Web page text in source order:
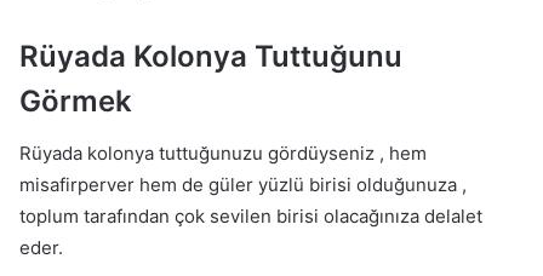
Rüyada Kolonya Tuttuğunu
Görmek
Rüyada kolonya tuttuğunuzu gördüyseniz , hem
misafirperver hem de güler yüzlü birisi olduğunuza ,
toplum tarafından çok sevilen birisi olacağınıza delalet
eder.